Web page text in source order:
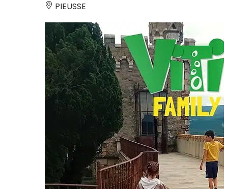
PIEUSSE